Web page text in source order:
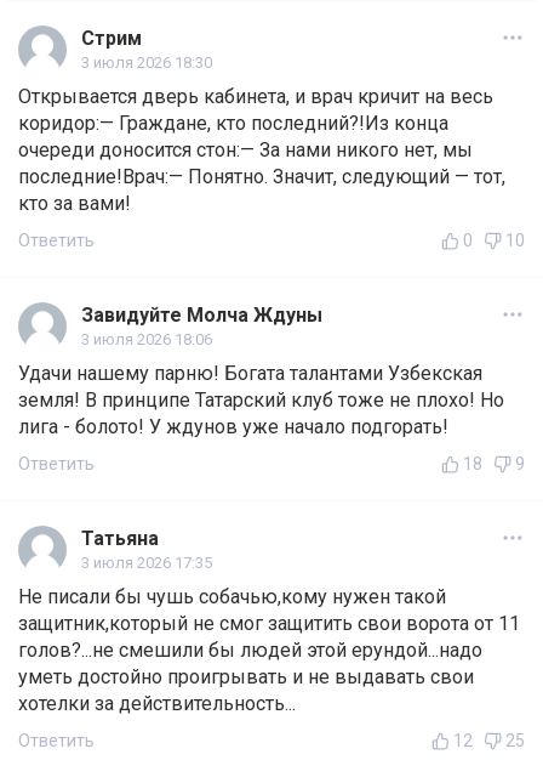
Стрим
3 июля 2026 18:30
Открывается дверь кабинета, и врач кричит на весь
коридор:— Граждане, кто последний?!Из конца
очереди доносится стон:— За нами никого нет, мы
последние!Врач:— Понятно. Значит, следующий — тот,
кто за вами!
Ответить 0 10
Завидуйте Молча Ждуны
3 июля 2026 18:06
Удачи нашему парню! Богата талантами Узбекская
земля! В принципе Татарский клуб тоже не плохо! Но
лига - болото! У ждунов уже начало подгорать!
Ответить 18 9
Татьяна
3 июля 2026 17:35
Не писали бы чушь собачью,кому нужен такой
защитник,который не смог защитить свои ворота от 11
голов?...не смешили бы людей этой ерундой...надо
уметь достойно проигрывать и не выдавать свои
хотелки за действительность...
Ответить 12 25